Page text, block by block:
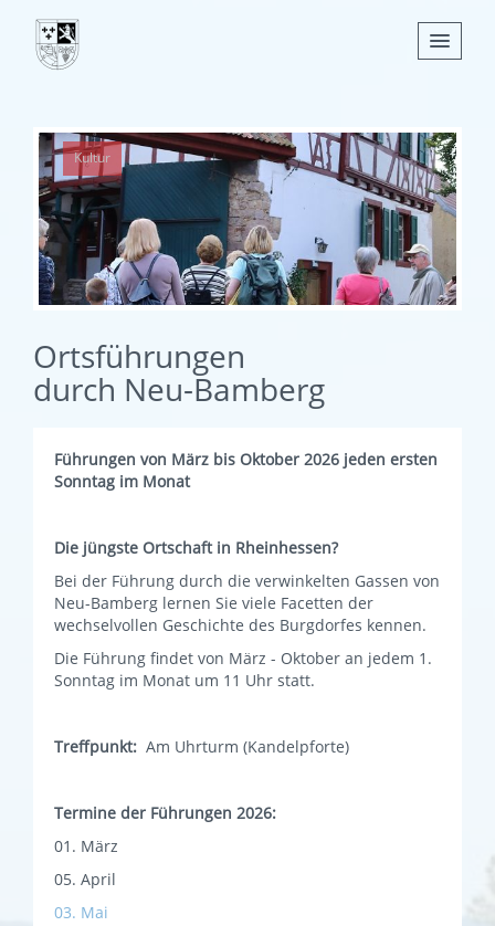
Nachrichten
Leben
Verwaltung
Tourismus
Gemeinden
Kultur
Ortsführungen
durch Neu-Bamberg
Führungen von März bis Oktober 2026 jeden ersten
Sonntag im Monat
Die jüngste Ortschaft in Rheinhessen?
Bei der Führung durch die verwinkelten Gassen von
Neu-Bamberg lernen Sie viele Facetten der
wechselvollen Geschichte des Burgdorfes kennen.
Die Führung findet von März - Oktober an jedem 1.
Sonntag im Monat um 11 Uhr statt.
Treffpunkt: Am Uhrturm (Kandelpforte)
Termine der Führungen 2026:
01. März
05. April
03. Mai